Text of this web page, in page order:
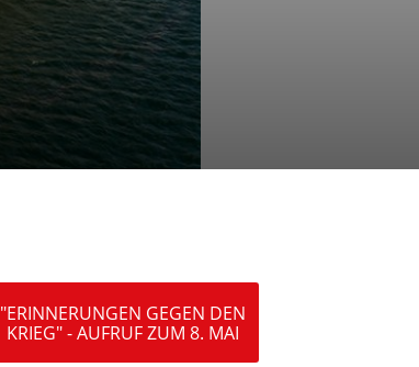
"ERINNERUNGEN GEGEN DEN
KRIEG" - AUFRUF ZUM 8. MAI